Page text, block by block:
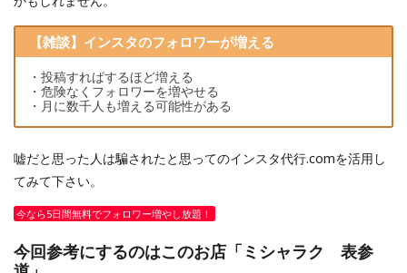
【雑談】インスタのフォロワーが増える
・投稿すればするほど増える
・危険なくフォロワーを増やせる
・月に数千人も増える可能性がある
嘘だと思った人は騙されたと思ってのインスタ代行.comを活用し
てみて下さい。
今なら5日間無料でフォロワー増やし放題！
今回参考にするのはこのお店「 ミシャラク 表参